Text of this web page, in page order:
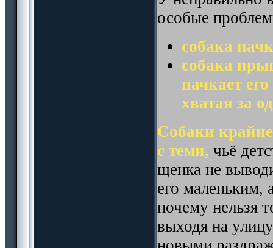
особые
собака
собака
пачкает
хватая за
Собаки
с теми, чьё
щенка не
его маленьким,
почему нельзя
выходя на